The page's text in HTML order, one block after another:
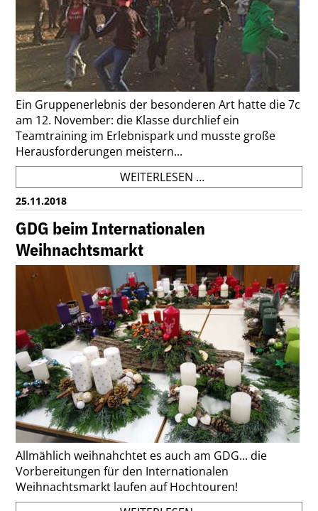
Ein Gruppenerlebnis der besonderen Art hatte die 7c
am 12. November: die Klasse durchlief ein
Teamtraining im Erlebnispark und musste große
Herausforderungen meistern...
WEITERLESEN …TEAMTRAINING
IM
ERLEBNISPARK
25.11.2018
GDG beim Internationalen
Weihnachtsmarkt
Allmählich weihnahchtet es auch am GDG... die
Vorbereitungen für den Internationalen
Weihnachtsmarkt laufen auf Hochtouren!